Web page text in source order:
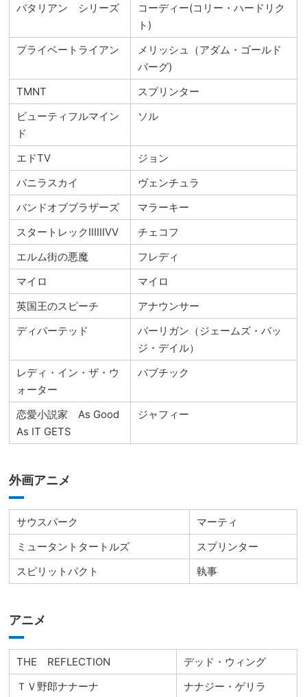
バタリアン シリーズ
コーディー(コリー・ハードリク
ト)
プライベートライアン
メリッシュ（アダム・ゴールド
バーグ)
TMNT
スプリンター
ビューティフルマイン
ド
ソル
エドTV
ジョン
バニラスカイ
ヴェンチュラ
バンドオブブラザーズ
マラーキー
スタートレックⅡⅢⅣⅤ
チェコフ
エルム街の悪魔
フレディ
マイロ
マイロ
英国王のスピーチ
アナウンサー
ディパーテッド
バーリガン（ジェームズ・バッ
ジ・デイル）
レディ・イン・ザ・ウ
ォーター
バブチック
恋愛小説家 As Good
As IT GETS
ジャフィー
外画アニメ
サウスパーク
マーティ
ミュータントタートルズ
スプリンター
スピリットパクト
執事
アニメ
THE REFLECTION
デッド・ウィング
ＴＶ野郎ナナーナ
ナナジー・ゲリラ